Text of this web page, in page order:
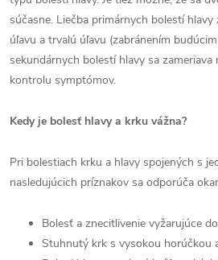
súčasne. Liečba primárnych bolestí
úľavu a trvalú úľavu (zabránením
sekundárnych bolestí hlavy sa zameriava
kontrolu symptómov.
Kedy je bolesť hlavy a krku vážna?
Pri bolestiach krku a hlavy spojených s
nasledujúcich príznakov sa odporúča
Bolesť a znecitlivenie vyžarujúce
Stuhnutý krk s vysokou horúčkou